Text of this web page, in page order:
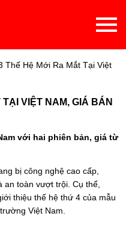
Thế Hệ Mới Ra Mắt Tại Việt
VIỆT NAM, GIÁ BÁN
với hai phiên bản, giá từ
bị công nghệ cao cấp,
an toàn vượt trội. Cụ thể,
thiệu thế hệ thứ 4 của mẫu
Việt Nam.